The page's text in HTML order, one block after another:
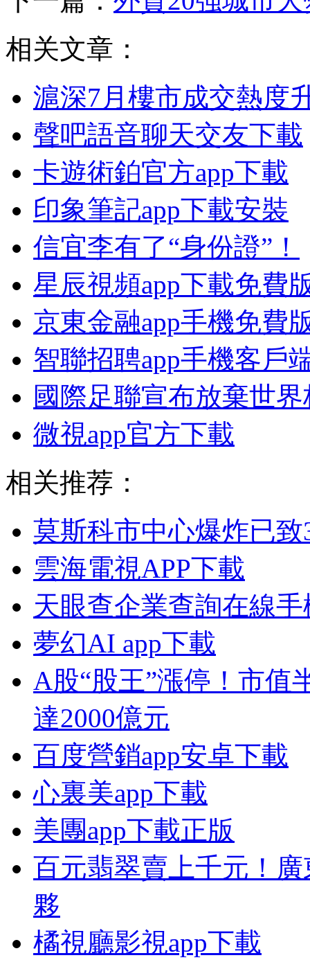
相关文章：
滬深7月樓市成交熱度
聲吧語音聊天交友下載
卡遊術鉑官方app下載
印象筆記app下載安裝
信宜李有了“身份證”！
星辰視頻app下載免費
京東金融app手機免費
智聯招聘app手機客戶
國際足聯宣布放棄世
微視app官方下載
相关推荐：
莫斯科市中心爆炸已
雲海電視APP下載
天眼查企業查詢在線
夢幻AI app下載
A股“股王”漲停！市值
達2000億元
百度營銷app安卓下載
心裏美app下載
美團app下載正版
百元翡翠賣上千元！
夥
橘視廳影視app下載